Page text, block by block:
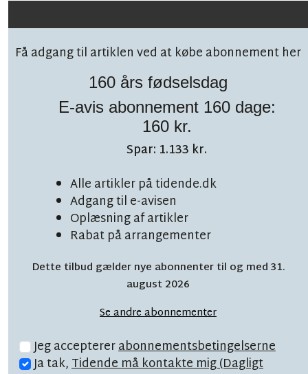
Få adgang til artiklen ved at købe abonnement her
160 års fødselsdag
E-avis abonnement 160 dage:
160 kr.
Spar: 1.133 kr.
Alle artikler på tidende.dk
Adgang til e-avisen
Oplæsning af artikler
Rabat på arrangementer
Dette tilbud gælder nye abonnenter til og med 31.
august 2026
Se andre abonnementer
Jeg acceptererabonnementsbetingelserne
Ja tak,Tidende må kontakte mig (Dagligt
LÆSETID 5 MIN.
Bornholms hemmelige
flugthavn med 'hold
kæft'-aftale